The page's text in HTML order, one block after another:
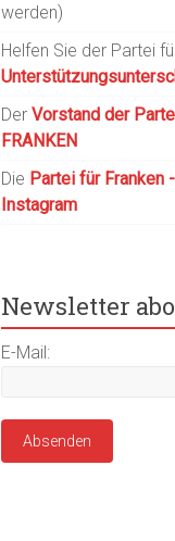
werden)
Helfen Sie der Partei
DerVorstand der
FRANKEN
Die Partei für Franken
Instagram
Newsletter
E-Mail: